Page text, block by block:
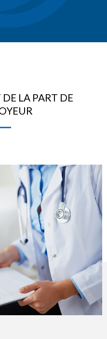
LA PART DE